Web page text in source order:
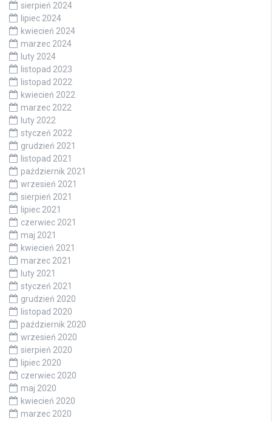
sierpień 2024
lipiec 2024
kwiecień 2024
marzec 2024
luty 2024
listopad 2023
listopad 2022
kwiecień 2022
marzec 2022
luty 2022
styczeń 2022
grudzień 2021
listopad 2021
październik 2021
wrzesień 2021
sierpień 2021
lipiec 2021
czerwiec 2021
maj 2021
kwiecień 2021
marzec 2021
luty 2021
styczeń 2021
grudzień 2020
listopad 2020
październik 2020
wrzesień 2020
sierpień 2020
lipiec 2020
czerwiec 2020
maj 2020
kwiecień 2020
marzec 2020